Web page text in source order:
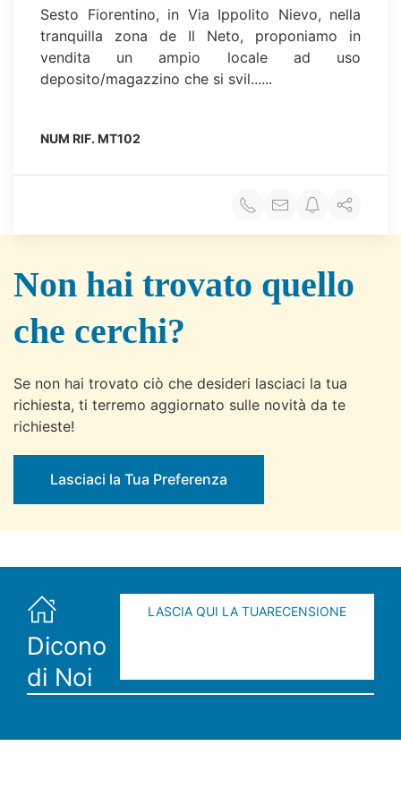
Sesto Fiorentino, in Via Ippolito Nievo, nella
tranquilla zona de Il Neto, proponiamo in
vendita un ampio locale ad uso
deposito/magazzino che si svil......
NUM RIF. MT102
Non hai trovato quello
che cerchi?
Se non hai trovato ciò che desideri lasciaci la tua
richiesta, ti terremo aggiornato sulle novità da te
richieste!
Lasciaci la Tua Preferenza
Dicono
di Noi
LASCIA QUI LA TUARECENSIONE